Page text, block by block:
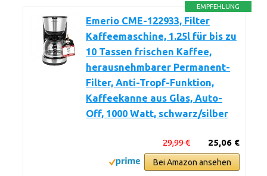
EMPFEHLUNG
Emerio CME-122933, Filter
Kaffeemaschine, 1.25l für bis zu
10 Tassen frischen Kaffee,
herausnehmbarer Permanent-
Filter, Anti-Tropf-Funktion,
Kaffeekanne aus Glas, Auto-
Off, 1000 Watt, schwarz/silber
25,06 €
29,99 €
Bei Amazon ansehen